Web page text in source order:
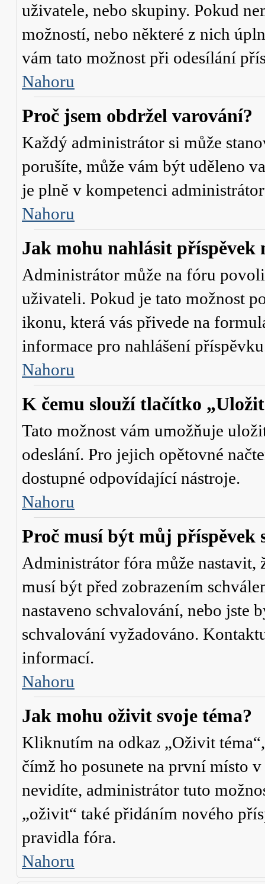
uživatele, nebo skupiny. Pokud
možností, nebo některé z nich
vám tato možnost při odesílání
Nahoru
Proč jsem obdržel varování?
Každý administrátor si může
porušíte, může vám být uděleno
je plně v kompetenci
Nahoru
Jak mohu nahlásit příspěvek
Administrátor může na fóru
uživateli. Pokud je tato možnost
ikonu, která vás přivede na
informace pro nahlášení
Nahoru
K čemu slouží tlačítko
Tato možnost vám umožňuje
odeslání. Pro jejich opětovné
dostupné odpovídající nástroje.
Nahoru
Proč musí být můj příspěvek
Administrátor fóra může nastavit,
musí být před zobrazením
nastaveno schvalování, nebo jste
schvalování vyžadováno.
informací.
Nahoru
Jak mohu oživit svoje téma?
Kliknutím na odkaz „Oživit
čímž ho posunete na první místo
nevidíte, administrátor tuto
„oživit“ také přidáním nového
pravidla fóra.
Nahoru